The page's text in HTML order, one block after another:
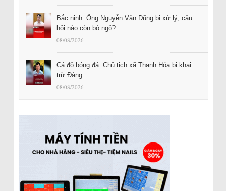
Bắc ninh: Ông Nguyễn Văn Dũng bị xử lý, câu
hỏi nào còn bỏ ngỏ?
08/08/2026
Cá độ bóng đá: Chủ tịch xã Thanh Hóa bị khai
trừ Đảng
08/08/2026